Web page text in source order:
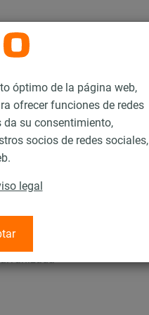
óptimo de la página web,
ofrecer funciones de redes
su consentimiento,
socios de redes sociales,
legal